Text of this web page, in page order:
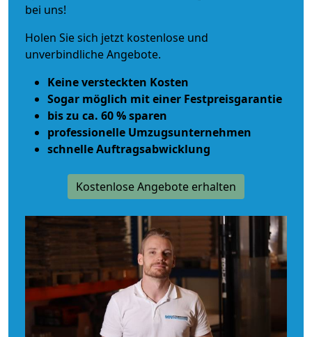
bei uns!
Holen Sie sich jetzt kostenlose und
unverbindliche Angebote.
Keine versteckten Kosten
Sogar möglich mit einer Festpreisgarantie
bis zu ca. 60 % sparen
professionelle Umzugsunternehmen
schnelle Auftragsabwicklung
Kostenlose Angebote erhalten